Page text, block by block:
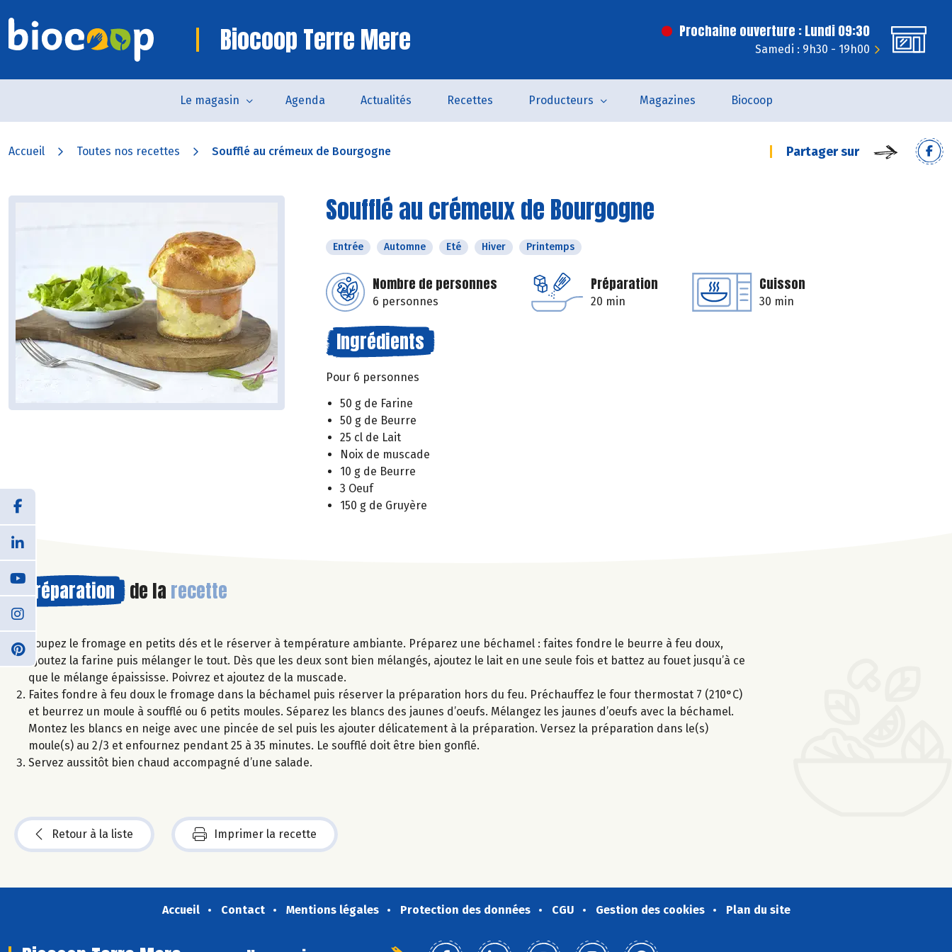
Biocoop Terre Mere Prochaine ouverture : Lundi 09:30
Samedi : 9h30 - 19h00
Le magasin Agenda Actualités Recettes Producteurs Magazines Biocoop
Accueil Toutes nos recettes Soufflé au crémeux de Bourgogne Partager sur
Soufflé au crémeux de Bourgogne
Entrée Automne Eté Hiver Printemps
Nombre de personnes
6 personnes
Préparation
20 min
Cuisson
30 min
Ingrédients
Pour 6 personnes
50 g de Farine
50 g de Beurre
25 cl de Lait
Noix de muscade
10 g de Beurre
3 Oeuf
150 g de Gruyère
Préparation de la recette
Coupez le fromage en petits dés et le réserver à température ambiante. Préparez une béchamel : faites fondre le beurre à feu doux,
ajoutez la farine puis mélanger le tout. Dès que les deux sont bien mélangés, ajoutez le lait en une seule fois et battez au fouet jusqu’à ce
que le mélange épaississe. Poivrez et ajoutez de la muscade.
Faites fondre à feu doux le fromage dans la béchamel puis réserver la préparation hors du feu. Préchauffez le four thermostat 7 (210°C)
et beurrez un moule à soufflé ou 6 petits moules. Séparez les blancs des jaunes d’oeufs. Mélangez les jaunes d’oeufs avec la béchamel.
Montez les blancs en neige avec une pincée de sel puis les ajouter délicatement à la préparation. Versez la préparation dans le(s)
moule(s) au 2/3 et enfournez pendant 25 à 35 minutes. Le soufflé doit être bien gonflé.
Servez aussitôt bien chaud accompagné d’une salade.
Retour à la liste Imprimer la recette
Accueil Contact Mentions légales Protection des données CGU Gestion des cookies Plan du site